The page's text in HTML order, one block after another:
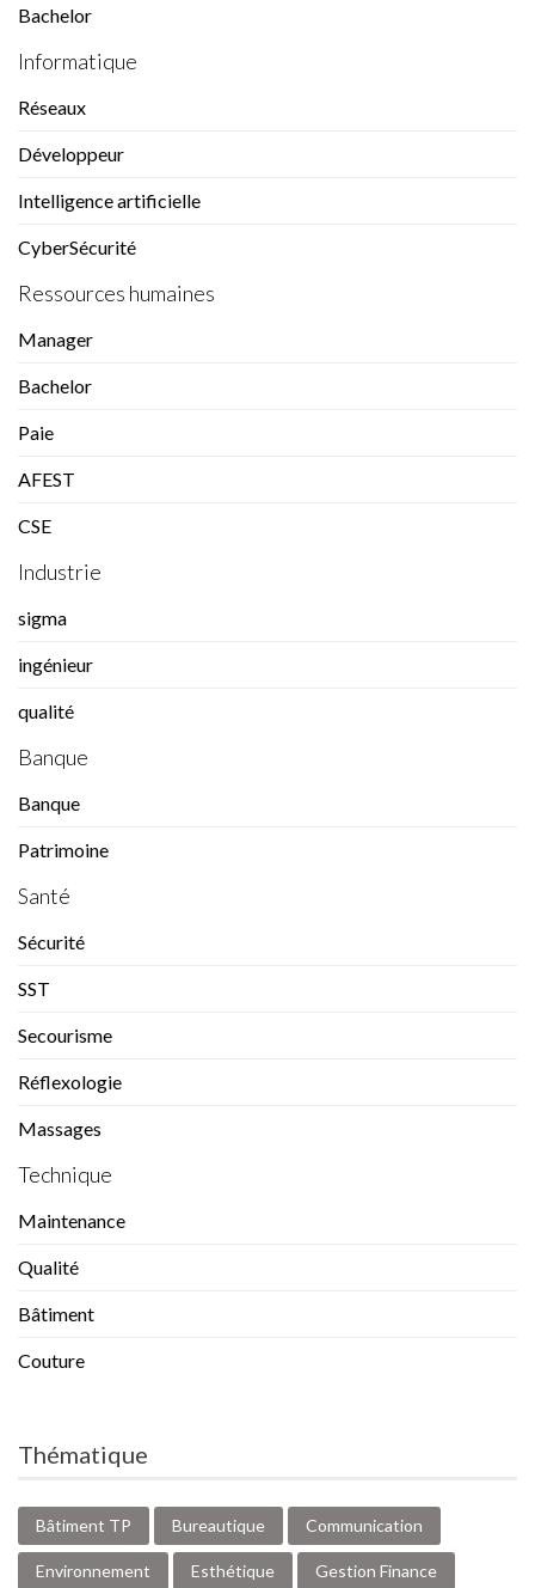
Bachelor
Informatique
Réseaux
Développeur
Intelligence artificielle
CyberSécurité
Ressources humaines
Manager
Bachelor
Paie
AFEST
CSE
Industrie
sigma
ingénieur
qualité
Banque
Banque
Patrimoine
Santé
Sécurité
SST
Secourisme
Réflexologie
Massages
Technique
Maintenance
Qualité
Bâtiment
Couture
Thématique
Bâtiment TP Bureautique Communication
Environnement Esthétique Gestion Finance